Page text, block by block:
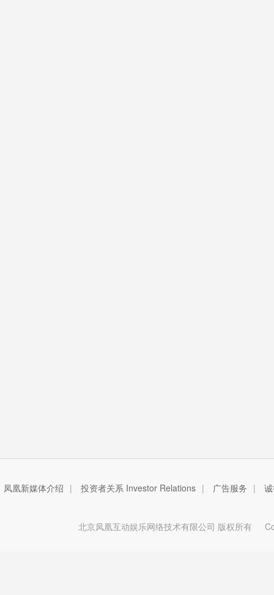
凤凰新媒体介绍 | 投资者关系 Investor Relations | 广告服务 |
北京凤凰互动娱乐网络技术有限公司 版权所有